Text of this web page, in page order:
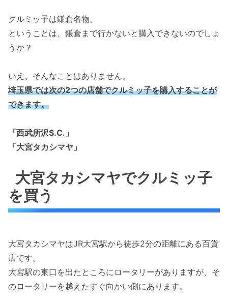
クルミッ子は鎌倉名物。
ということは、鎌倉まで行かないと購入できないのでしょ
うか？
いえ、そんなことはありません。
埼玉県では次の2つの店舗でクルミッ子を購入することが
できます。
「西武所沢S.C.」
「大宮タカシマヤ」
大宮タカシマヤでクルミッ子
を買う
大宮タカシマヤはJR大宮駅から徒歩2分の距離にある百貨
店です。
大宮駅の東口を出たところにロータリーがありますが、そ
のロータリーを越えたすぐ向かい側にあります。